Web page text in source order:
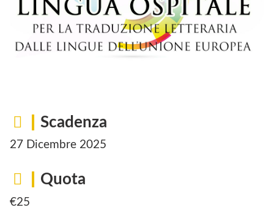
Scadenza
27 Dicembre 2025
Quota
€25